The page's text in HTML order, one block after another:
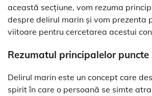
această secțiune, vom rezuma
despre delirul marin și vom prezenta
viitoare pentru cercetarea acestui
Rezumatul principalelor puncte
Delirul marin este un concept care
spirit în care o persoană se simte